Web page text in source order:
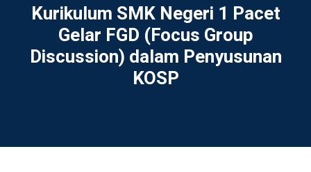
BLUD D’Pasti
Kurikulum SMK Negeri 1 Pacet
Gelar FGD (Focus Group
Discussion) dalam Penyusunan
KOSP